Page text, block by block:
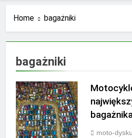
Home bagażniki
bagażniki
moto-